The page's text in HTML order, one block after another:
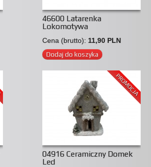
46600 Latarenka
Lokomotywa
Cena (brutto): 11,90 PLN
Dodaj do koszyka
04916 Ceramiczny Domek
Led
PROMOCJA